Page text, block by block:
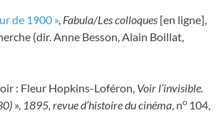
de 1900 », Fabula/Les colloques [en ligne],
(dir. Anne Besson, Alain Boillat,
: Fleur Hopkins-Loféron, Voir l’invisible.
», 1895, revue d’histoire du cinéma, no 104,